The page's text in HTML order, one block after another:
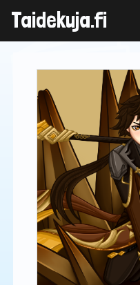
content
Taidekuja.fi